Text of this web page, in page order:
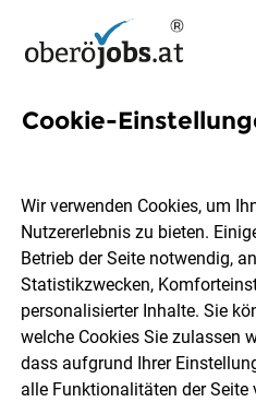
dm drogerie markt
Enns Vollzeit Teilzeit
Cookie-
Wir verwenden Cookies, um
Nutzererlebnis zu bieten.
Betrieb der Seite notwendig,
Statistikzwecken,
personalisierter Inhalte. Sie
welche Cookies Sie zulassen
dass aufgrund Ihrer
alle Funktionalitäten der Seite